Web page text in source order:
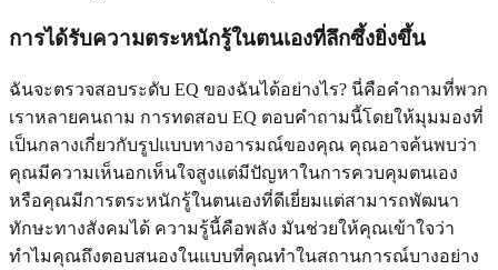
การได้รับความตระหนักรู้ในตนเองที่ลึกซึ้งยิ่งขึ้น
ฉันจะตรวจสอบระดับ EQ ของฉันได้อย่างไร? นี่คือคำถามที่พวก
เราหลายคนถาม การทดสอบ EQ ตอบคำถามนี้โดยให้มุมมองที่
เป็นกลางเกี่ยวกับรูปแบบทางอารมณ์ของคุณ คุณอาจค้นพบว่า
คุณมีความเห็นอกเห็นใจสูงแต่มีปัญหาในการควบคุมตนเอง
หรือคุณมีการตระหนักรู้ในตนเองที่ดีเยี่ยมแต่สามารถพัฒนา
ทักษะทางสังคมได้ ความรู้นี้คือพลัง มันช่วยให้คุณเข้าใจว่า
ทำไมคุณถึงตอบสนองในแบบที่คุณทำในสถานการณ์บางอย่าง